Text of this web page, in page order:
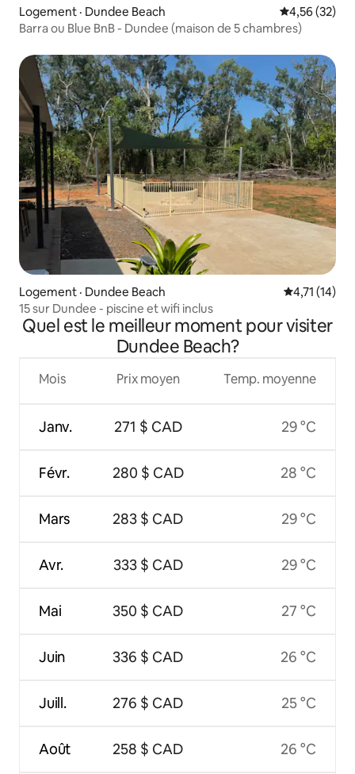
Logement · Dundee Beach Note
4,56 (32)
Barra ou Blue BnB - Dundee (maison de 5 chambres)
Logement · Dundee Beach Note
4,71 (14)
15 sur Dundee - piscine et wifi inclus
Quel est le meilleur moment pour visiter
Dundee Beach?
Mois
Janv.
Févr.
Mars
Avr.
Mai
Juin
Juill.
Août
Prix moyen
271 $ CAD
280 $ CAD
283 $ CAD
333 $ CAD
350 $ CAD
336 $ CAD
276 $ CAD
258 $ CAD
Temp. moyenne
29 °C
28 °C
29 °C
29 °C
27 °C
26 °C
25 °C
26 °C